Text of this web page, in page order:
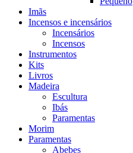
Imãs
Incensos e incensários
Incensários
Incensos
Instrumentos
Kits
Livros
Madeira
Escultura
Ibás
Paramentas
Morim
Paramentas
Abebes